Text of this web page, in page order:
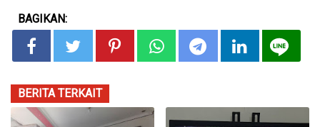
BAGIKAN:
BERITA TERKAIT